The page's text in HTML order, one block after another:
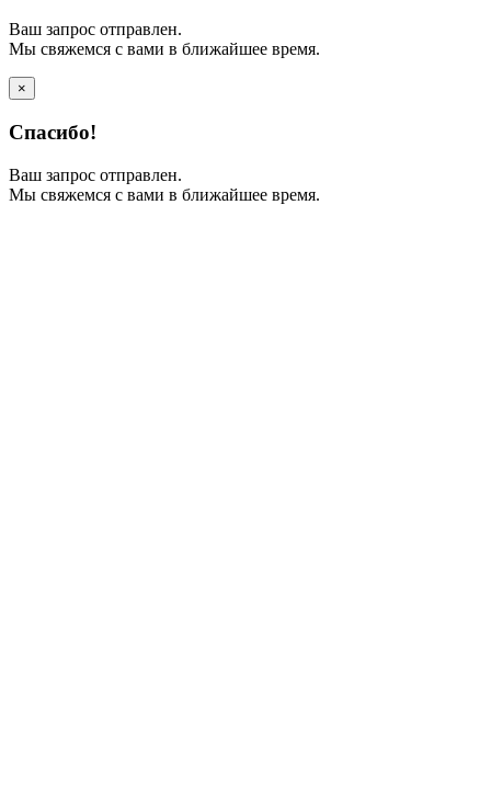
Ваш запрос отправлен.
Мы свяжемся с вами в ближайшее время.
×
Спасибо!
Ваш запрос отправлен.
Мы свяжемся с вами в ближайшее время.